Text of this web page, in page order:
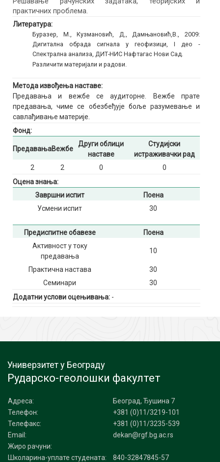
практичних проблема.
Литература:
Буразер, М., Кузмановић, Д., Дамњановић,В., 2009:
Дигитална обрада сигнала у геофизици, I део -
Спектрална анализа, ДИТ-НИС Нафтагас Нови Сад.
Различити материјали и радови.
Метода извођења наставе:
Предавања и вежбе се аудиторне. Вежбе прате
предавања, чиме се обезбеђује боље разумевање и
савлађивање материје.
Фонд:
ПредавањаВежбе
Други облици
наставе
Студијски
истраживачки рад
2
2 0
0
Оцена знања:
Завршни испит
Поена
Усмени испит
30
Предиспитне обавезе
Поена
Активност у току
предавања
10
Практична настава
30
Семинари
30
Додатни услови оцењивања: -
Универзитет у Београду
Рударско-геолошки факултет
Адреса:
Београд, Ђушина 7
Телефон:
+381 (0)11/3219-101
Телефакс:
+381 (0)11/3235-539
Email:
dekan@rgf.bg.ac.rs
Жиро рачуни:
Школарина-уплате студената:
840-32847845-57